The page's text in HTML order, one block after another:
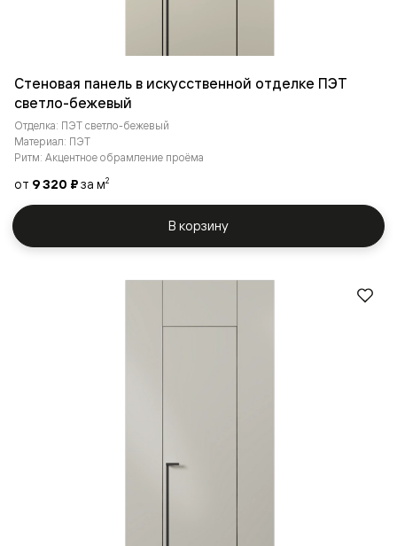
Стеновая панель в искусственной отделке ПЭТ
светло-бежевый
Отделка: ПЭТ светло-бежевый
Материал: ПЭТ
Ритм: Акцентное обрамление проёма
от 9 320 ₽за м2
В корзину